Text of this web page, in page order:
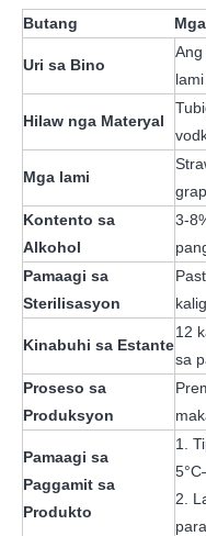
Butang
Uri sa Bino
Hilaw nga Materyal
Mga lami
Kontento sa
Alkohol
3-
Pamaagi sa
Sterilisasyon
Kinabuhi sa Estante
12
sa
Proseso sa
Produksyon
Pamaagi sa
Paggamit sa
Produkto
1.
2.